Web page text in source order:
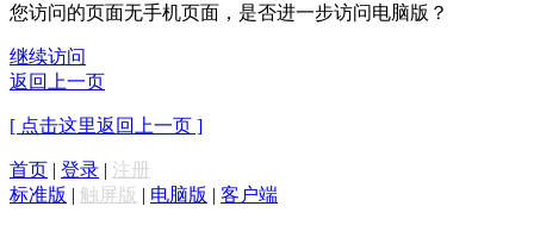
您访问的页面无手机页面，是否进一步访问电脑版？
继续访问
返回上一页
[ 点击这里返回上一页 ]
首页 | 登录 | 注册
标准版 | 触屏版 | 电脑版 | 客户端